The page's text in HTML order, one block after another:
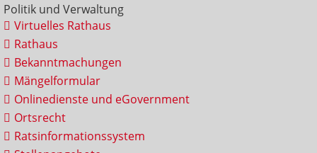
Politik und Verwaltung
Virtuelles Rathaus
Rathaus
Bekanntmachungen
Mängelformular
Onlinedienste und eGovernment
Ortsrecht
Ratsinformationssystem